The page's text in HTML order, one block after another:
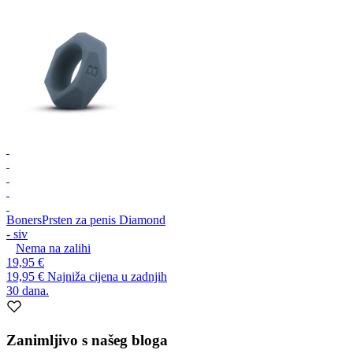
BonersPrsten za penis Diamond
- siv
Nema na zalihi
19,95 €
19,95 € Najniža cijena u zadnjih
30 dana.
Zanimljivo s našeg bloga